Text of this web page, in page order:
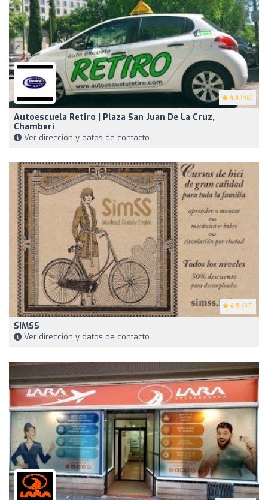
4.4 (48)
Autoescuela Retiro | Plaza San Juan De La Cruz,
Chamberí
Ver dirección y datos de contacto
4.9 (37)
SIMSS
Ver dirección y datos de contacto